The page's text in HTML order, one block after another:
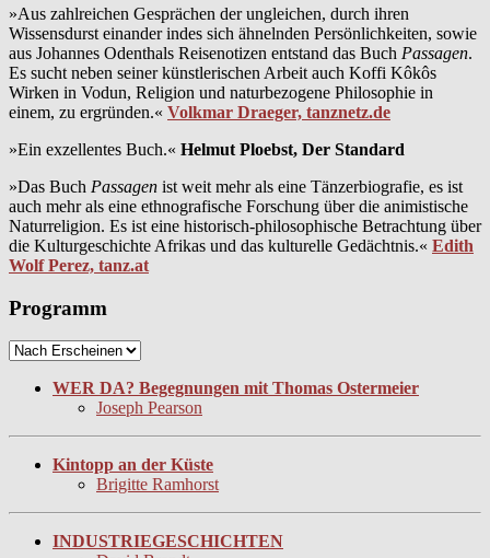
»Aus zahlreichen Gesprächen der ungleichen, durch ihren
Wissensdurst einander indes sich ähnelnden Persönlichkeiten, sowie
aus Johannes Odenthals Reisenotizen entstand das Buch Passagen.
Es sucht neben seiner künstlerischen Arbeit auch Koffi Kôkôs
Wirken in Vodun, Religion und naturbezogene Philosophie in
einem, zu ergründen.« Volkmar Draeger, tanznetz.de
»Ein exzellentes Buch.« Helmut Ploebst, Der Standard
»Das Buch Passagen ist weit mehr als eine Tänzerbiografie, es ist
auch mehr als eine ethnografische Forschung über die animistische
Naturreligion. Es ist eine historisch-philosophische Betrachtung über
die Kulturgeschichte Afrikas und das kulturelle Gedächtnis.« Edith
Wolf Perez, tanz.at
Programm
WER DA? Begegnungen mit Thomas Ostermeier
Joseph Pearson
Kintopp an der Küste
Brigitte Ramhorst
INDUSTRIEGESCHICHTEN